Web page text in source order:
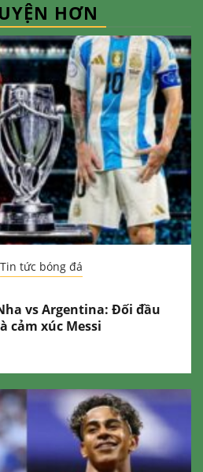
HƠN
Tin tức bóng đá
vs Argentina: Đối đầu
cảm xúc Messi